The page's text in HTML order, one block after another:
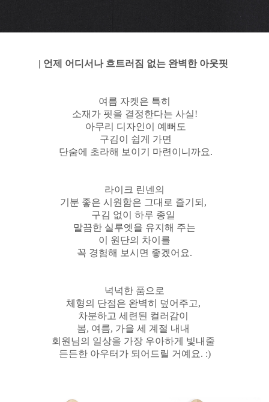
| 언제 어디서나 흐트러짐 없는 완벽한 아웃핏
여름 자켓은 특히
소재가 핏을 결정한다는 사실!
아무리 디자인이 예뻐도
구김이 쉽게 가면
단숨에 초라해 보이기 마련이니까요.
라이크 린넨의
기분 좋은 시원함은 그대로 즐기되,
구김 없이 하루 종일
말끔한 실루엣을 유지해 주는
이 원단의 차이를
꼭 경험해 보시면 좋겠어요.
넉넉한 품으로
체형의 단점은 완벽히 덮어주고,
차분하고 세련된 컬러감이
봄, 여름, 가을 세 계절 내내
회원님의 일상을 가장 우아하게 빛내줄
든든한 아우터가 되어드릴 거예요. :)